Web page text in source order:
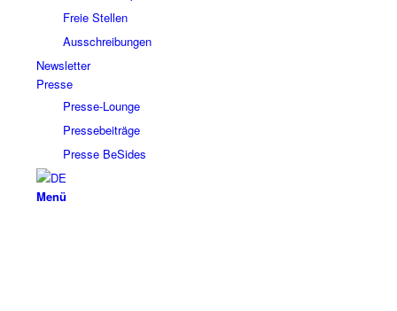
Freie Stellen
Ausschreibungen
Newsletter
Presse
Presse-Lounge
Pressebeiträge
Presse BeSides
Menü